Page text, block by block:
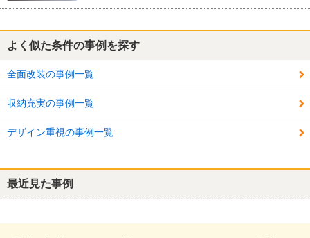
よく似た条件の事例を探す
全面改装の事例一覧
収納充実の事例一覧
デザイン重視の事例一覧
最近見た事例